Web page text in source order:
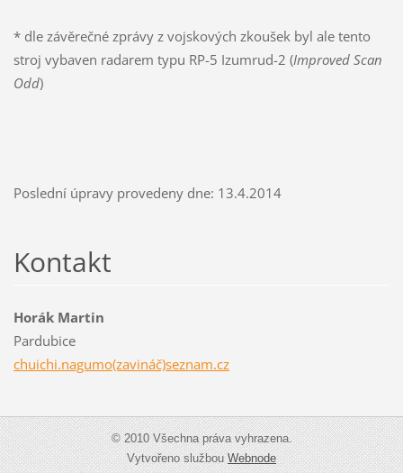
* dle závěrečné zprávy z vojskových zkoušek byl ale tento
stroj vybaven radarem typu RP-5 Izumrud-2 (Improved Scan
Odd)
Poslední úpravy provedeny dne: 13.4.2014
Kontakt
Horák Martin
Pardubice
chuichi.nagumo(zavináč)seznam.cz
© 2010 Všechna práva vyhrazena.
Vytvořeno službouWebnode